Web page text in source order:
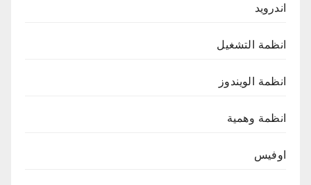
اندرويد
انظمة التشغيل
انظمة الويندوز
انظمة وهمية
اوفيس